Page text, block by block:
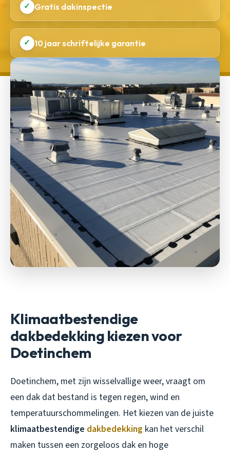
✓ Gratis dakinspectie
✓ 10 jaar schriftelijke garantie
Klimaatbestendige
dakbedekking kiezen voor
Doetinchem
Doetinchem, met zijn wisselvallige weer, vraagt om
een dak dat bestand is tegen regen, wind en
temperatuurschommelingen. Het kiezen van de juiste
klimaatbestendige dakbedekking kan het verschil
maken tussen een zorgeloos dak en hoge